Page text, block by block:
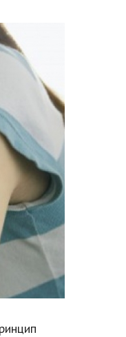
Строительство
Культура и общество
Мода и стиль
Бизнес
Хобби и развлечения
Финансы
Юриспруденция
Природа
Образование
Наука и технологии